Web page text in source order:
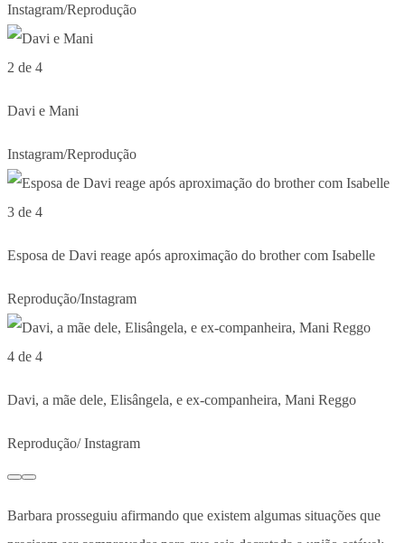
Instagram/Reprodução
2 de 4
Davi e Mani
Instagram/Reprodução
3 de 4
Esposa de Davi reage após aproximação do brother com Isabelle
Reprodução/Instagram
4 de 4
Davi, a mãe dele, Elisângela, e ex-companheira, Mani Reggo
Reprodução/ Instagram
Barbara prosseguiu afirmando que existem algumas situações que